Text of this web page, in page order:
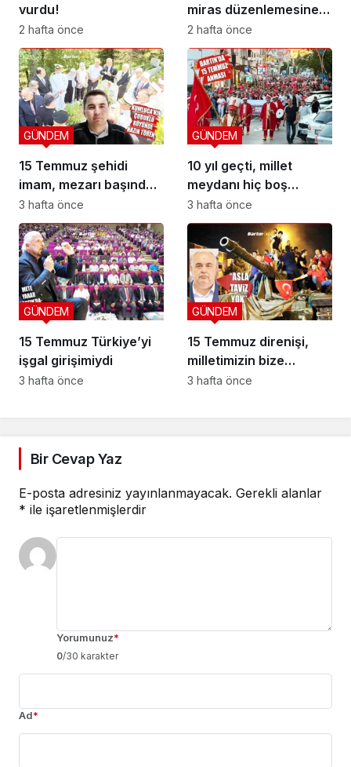
vurdu!
2 hafta önce
miras düzenlemesine
yeni yargı düzeni
2 hafta önce
15 Temmuz şehidi
imam, mezarı başında
anıldı
GÜNDEM
3 hafta önce
10 yıl geçti, millet
meydanı hiç boş
bırakmadı
GÜNDEM
3 hafta önce
15 Temmuz Türkiye’yi
işgal girişimiydi
GÜNDEM
3 hafta önce
15 Temmuz direnişi,
milletimizin bize
yüklediği tarihi
GÜNDEM
3 hafta önce
Bir Cevap Yaz
E-posta adresiniz yayınlanmayacak. Gerekli alanlar
* ile işaretlenmişlerdir
Yorumunuz*
0/30 karakter
Ad*